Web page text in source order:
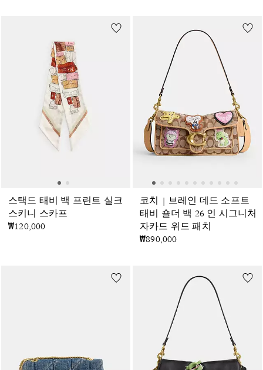
스택드 태비 백 프린트 실크
스키니 스카프
₩120,000
코치 | 브레인 데드 소프트
태비 숄더 백 26 인 시그니처
자카드 위드 패치
₩890,000